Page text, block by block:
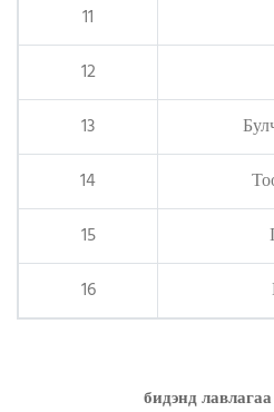
11
12
13
14
15
16
бидэнд лавлагаа